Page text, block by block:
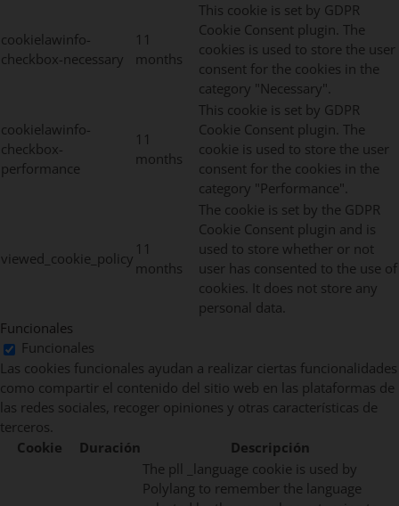
cookielawinfo-
checkbox-necessary
11
months
This cookie is set by GDPR
Cookie Consent plugin. The
cookies is used to store the user
consent for the cookies in the
category "Necessary".
cookielawinfo-
checkbox-
performance
11
months
This cookie is set by GDPR
Cookie Consent plugin. The
cookie is used to store the user
consent for the cookies in the
category "Performance".
viewed_cookie_policy
11
months
The cookie is set by the GDPR
Cookie Consent plugin and is
used to store whether or not
user has consented to the use of
cookies. It does not store any
personal data.
Funcionales
Funcionales
Las cookies funcionales ayudan a realizar ciertas funcionalidades
como compartir el contenido del sitio web en las plataformas de
las redes sociales, recoger opiniones y otras características de
terceros.
Cookie
Duración Descripción
The pll _language cookie is used by
Polylang to remember the language